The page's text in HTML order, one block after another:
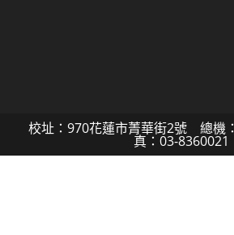
校址：970花蓮市菁華街2號 總
真：03-8360021